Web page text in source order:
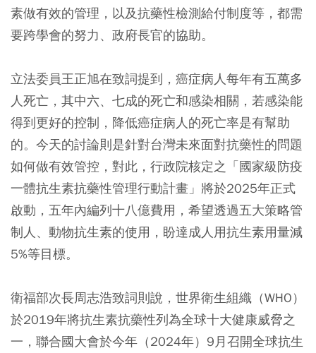
素做有效的管理，以及抗藥性檢測給付制度等，都需
要跨學會的努力、政府長官的協助。
立法委員王正旭在致詞提到，癌症病人每年有五萬多
人死亡，其中六、七成的死亡和感染相關，若感染能
得到更好的控制，降低癌症病人的死亡率是有幫助
的。今天的討論則是針對台灣未來面對抗藥性的問題
如何做有效管控，對此，行政院核定之「國家級防疫
一體抗生素抗藥性管理行動計畫」將於2025年正式
啟動，五年內編列十八億費用，希望透過五大策略管
制人、動物抗生素的使用，盼達成人用抗生素用量減
5%等目標。
衛福部次長周志浩致詞則說，世界衛生組織（WHO）
於2019年將抗生素抗藥性列為全球十大健康威脅之
一，聯合國大會於今年（2024年）9月召開全球抗生